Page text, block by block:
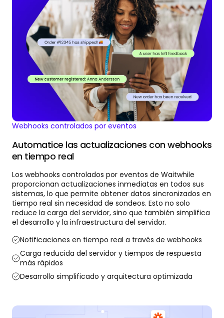
Webhooks controlados por eventos
Automatice las actualizaciones con webhooks
en tiempo real
Los webhooks controlados por eventos de Waitwhile
proporcionan actualizaciones inmediatas en todos sus
sistemas, lo que permite obtener datos sincronizados en
tiempo real sin necesidad de sondeos. Esto no solo
reduce la carga del servidor, sino que también simplifica
el desarrollo y la infraestructura del servidor.
Notificaciones en tiempo real a través de webhooks
Carga reducida del servidor y tiempos de respuesta
más rápidos
Desarrollo simplificado y arquitectura optimizada